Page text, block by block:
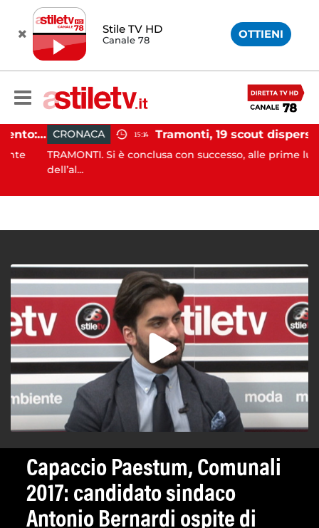
Stile TV HD
Canale 78 OTTIENI
Incidente agricolo nel Cilento: trattore si ribalta, muore 71enne CRONACA 15:14
TRAMONTI. Si è conclusa con successo, alle prime luci
dell’al...
Capaccio Paestum, Comunali
2017: candidato sindaco
Antonio Bernardi ospite di